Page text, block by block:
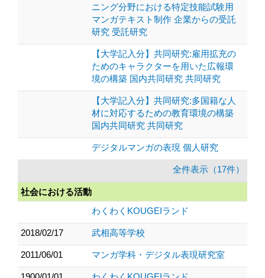
ニング分野における特定技能試験用
マンガテキスト制作 企業からの受託
研究 受託研究
【大学記入分】共同研究:雇用拡充の
ためのキャラクターを用いた広報環
境の構築 国内共同研究 共同研究
【大学記入分】共同研究:多国籍な人
材に対応するための教育環境の構築
国内共同研究 共同研究
デジタルマンガの表現 個人研究
全件表示（17件）
社会における活動
わくわくKOUGEIランド
2018/02/17 武相高等学校
2011/06/01 マンガ学科・デジタル表現研究室